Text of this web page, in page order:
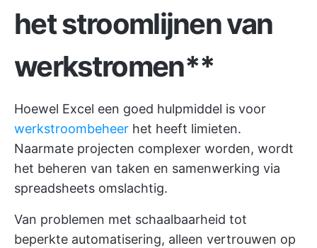
het stroomlijnen van
werkstromen**
Hoewel Excel een goed hulpmiddel is voor
werkstroombeheer het heeft limieten.
Naarmate projecten complexer worden, wordt
het beheren van taken en samenwerking via
spreadsheets omslachtig.
Van problemen met schaalbaarheid tot
beperkte automatisering, alleen vertrouwen op